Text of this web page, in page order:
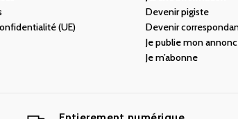
(UE)
Devenir pigiste
Devenir
Je publie mon
Je m’abonne